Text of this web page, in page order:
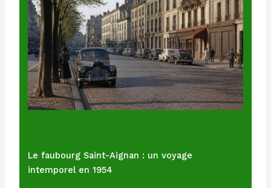
Le faubourg Saint-Aignan : un voyage
intemporel en 1954